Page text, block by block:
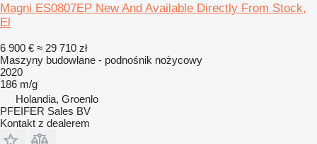
Magni ES0807EP New And Available Directly From Stock,
El
6 900 € ≈ 29 710 zł
Maszyny budowlane - podnośnik nożycowy
2020
186 m/g
Holandia, Groenlo
PFEIFER Sales BV
Kontakt z dealerem